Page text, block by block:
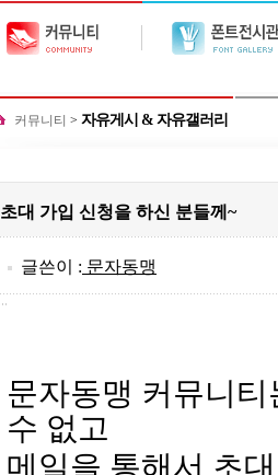
커뮤니티 > 자유게시 & 자유갤러리
초대 가입 신청을 하신 분들께~
글쓴이 : 문자동맹
문자동맹 커뮤니
수 없고
메일을 통해서 초